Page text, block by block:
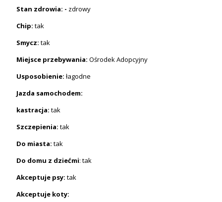
Stan zdrowia: - zdrowy
Chip: tak
Smycz: tak
Miejsce przebywania: Ośrodek Adopcyjny
Usposobienie: łagodne
Jazda samochodem:
kastracja: tak
Szczepienia: tak
Do miasta: tak
Do domu z dziećmi: tak
Akceptuje psy: tak
Akceptuje koty: